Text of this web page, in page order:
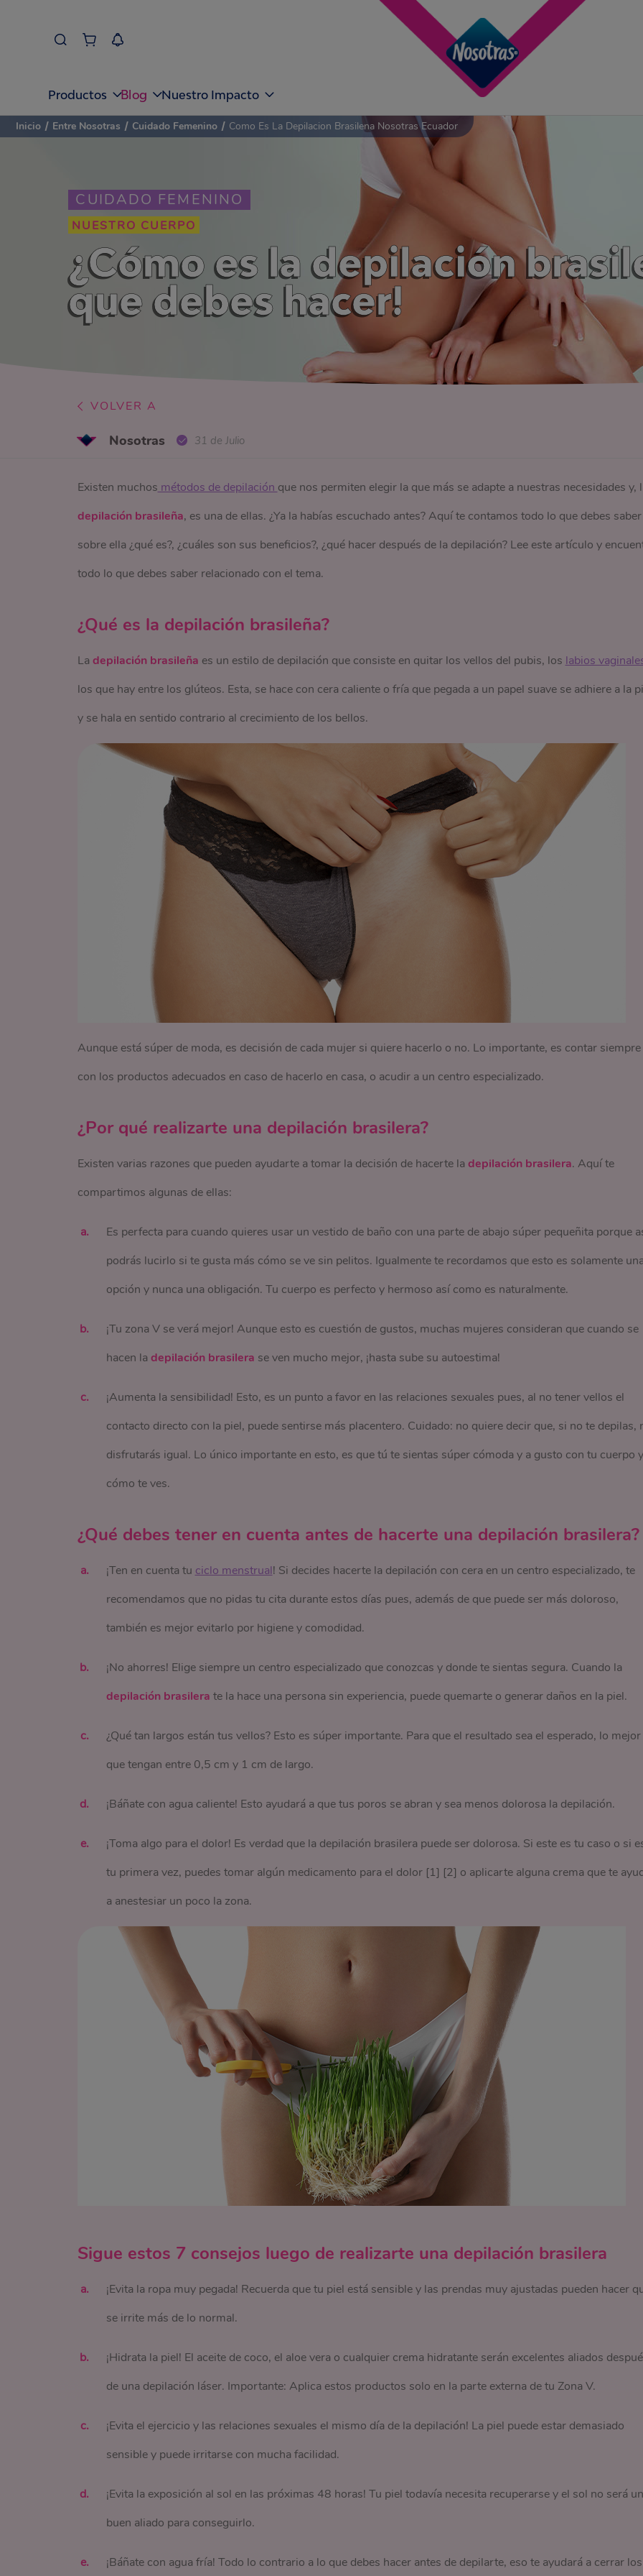
Productos Blog Nuestro Impacto
CUIDADO FEMENINO
NUESTRO CUERPO
¿Cómo es la depilación
que debes hacer!
Inicio / Entre Nosotras / Cuidado Femenino / Como Es La Depilacion Brasilena Nosotras Ecuador
VOLVER A
Nosotras 31 de Julio
Existen muchos métodos de depilación que nos permiten elegir la que más se adapte a nuestras necesidades y,
depilación brasileña, es una de ellas. ¿Ya la habías escuchado antes? Aquí te contamos todo lo que debes saber
sobre ella ¿qué es?, ¿cuáles son sus beneficios?, ¿qué hacer después de la depilación? Lee este artículo y
todo lo que debes saber relacionado con el tema.
¿Qué es la depilación brasileña?
La depilación brasileña es un estilo de depilación que consiste en quitar los vellos del pubis, los labios
los que hay entre los glúteos. Esta, se hace con cera caliente o fría que pegada a un papel suave se adhiere a la
y se hala en sentido contrario al crecimiento de los bellos.
Aunque está súper de moda, es decisión de cada mujer si quiere hacerlo o no. Lo importante, es contar siempre
con los productos adecuados en caso de hacerlo en casa, o acudir a un centro especializado.
¿Por qué realizarte una depilación brasilera?
Existen varias razones que pueden ayudarte a tomar la decisión de hacerte la depilación brasilera. Aquí te
compartimos algunas de ellas:
Es perfecta para cuando quieres usar un vestido de baño con una parte de abajo súper pequeñita porque
podrás lucirlo si te gusta más cómo se ve sin pelitos. Igualmente te recordamos que esto es solamente
opción y nunca una obligación. Tu cuerpo es perfecto y hermoso así como es naturalmente.
¡Tu zona V se verá mejor! Aunque esto es cuestión de gustos, muchas mujeres consideran que cuando se
hacen la depilación brasilera se ven mucho mejor, ¡hasta sube su autoestima!
¡Aumenta la sensibilidad! Esto, es un punto a favor en las relaciones sexuales pues, al no tener vellos el
contacto directo con la piel, puede sentirse más placentero. Cuidado: no quiere decir que, si no te depilas,
disfrutarás igual. Lo único importante en esto, es que tú te sientas súper cómoda y a gusto con tu cuerpo y
cómo te ves.
¿Qué debes tener en cuenta antes de hacerte una depilación brasilera?
¡Ten en cuenta tu ciclo menstrual! Si decides hacerte la depilación con cera en un centro especializado, te
recomendamos que no pidas tu cita durante estos días pues, además de que puede ser más doloroso,
también es mejor evitarlo por higiene y comodidad.
¡No ahorres! Elige siempre un centro especializado que conozcas y donde te sientas segura. Cuando la
depilación brasilera te la hace una persona sin experiencia, puede quemarte o generar daños en la piel.
¿Qué tan largos están tus vellos? Esto es súper importante. Para que el resultado sea el esperado, lo mejor
que tengan entre 0,5 cm y 1 cm de largo.
¡Báñate con agua caliente! Esto ayudará a que tus poros se abran y sea menos dolorosa la depilación.
¡Toma algo para el dolor! Es verdad que la depilación brasilera puede ser dolorosa. Si este es tu caso o si
tu primera vez, puedes tomar algún medicamento para el dolor [1] [2] o aplicarte alguna crema que te
a anestesiar un poco la zona.
Sigue estos 7 consejos luego de realizarte una depilación brasilera
¡Evita la ropa muy pegada! Recuerda que tu piel está sensible y las prendas muy ajustadas pueden hacer
se irrite más de lo normal.
¡Hidrata la piel! El aceite de coco, el aloe vera o cualquier crema hidratante serán excelentes aliados
de una depilación láser. Importante: Aplica estos productos solo en la parte externa de tu Zona V.
¡Evita el ejercicio y las relaciones sexuales el mismo día de la depilación! La piel puede estar demasiado
sensible y puede irritarse con mucha facilidad.
¡Evita la exposición al sol en las próximas 48 horas! Tu piel todavía necesita recuperarse y el sol no será un
buen aliado para conseguirlo.
¡Báñate con agua fría! Todo lo contrario a lo que debes hacer antes de depilarte, eso te ayudará a cerrar los